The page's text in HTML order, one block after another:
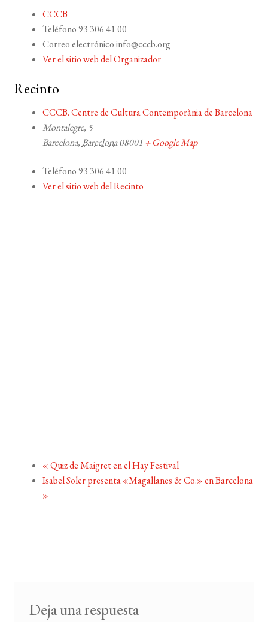
CCCB
Teléfono 93 306 41 00
Correo electrónicoinfo@cccb.org
Ver el sitio web del Organizador
Recinto
CCCB. Centre de Cultura Contemporània de Barcelona
Montalegre, 5
Barcelona,Barcelona 08001 + Google Map
Teléfono 93 306 41 00
Ver el sitio web del Recinto
«Quiz de Maigret en el Hay Festival
Isabel Soler presenta «Magallanes & Co.» en Barcelona
»
Deja una respuesta